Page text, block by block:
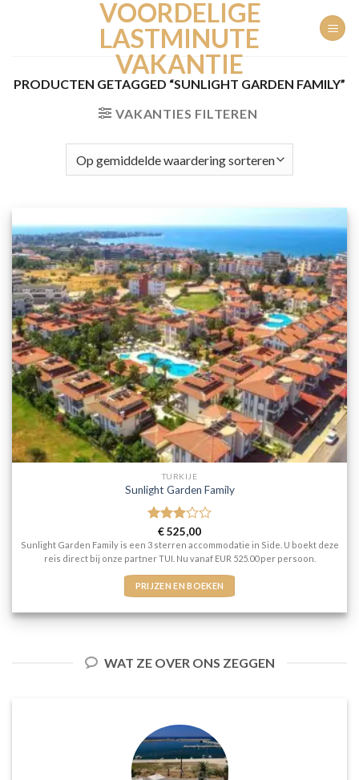
VOORDELIGE
LASTMINUTE
VAKANTIE
PRODUCTEN GETAGGED “SUNLIGHT GARDEN FAMILY”
VAKANTIES FILTEREN
TURKIJE
Sunlight Garden Family
Gewaardeerd
3uit 5
€525,00
Sunlight Garden Family is een 3 sterren accommodatie in Side. U boekt deze
reis direct bij onze partner TUI. Nu vanaf EUR 525.00 per persoon.
PRIJZEN EN BOEKEN
WAT ZE OVER ONS ZEGGEN